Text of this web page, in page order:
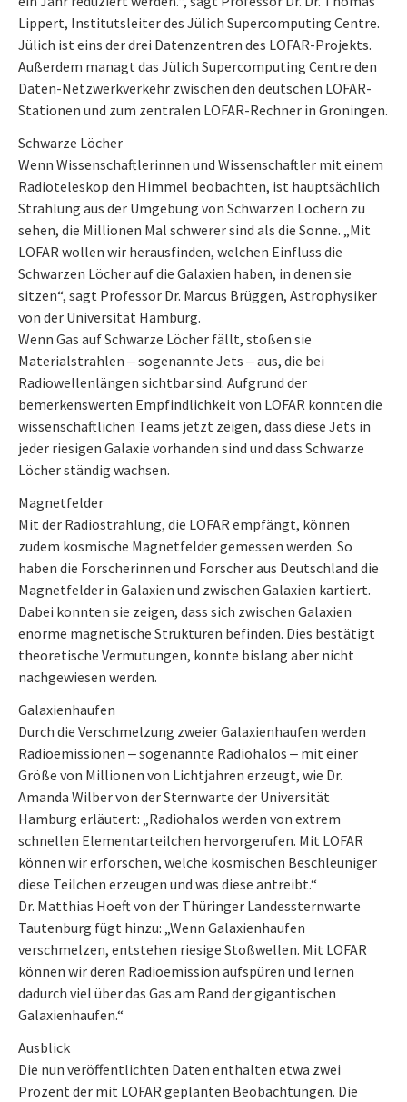
Lippert, Institutsleiter des Jülich Supercomputing Centre.
Jülich ist eins der drei Datenzentren des LOFAR-Projekts.
Außerdem managt das Jülich Supercomputing Centre den
Daten-Netzwerkverkehr zwischen den deutschen LOFAR-
Stationen und zum zentralen LOFAR-Rechner in Groningen.
Schwarze Löcher
Wenn Wissenschaftlerinnen und Wissenschaftler mit einem
Radioteleskop den Himmel beobachten, ist hauptsächlich
Strahlung aus der Umgebung von Schwarzen Löchern zu
sehen, die Millionen Mal schwerer sind als die Sonne. „Mit
LOFAR wollen wir herausfinden, welchen Einfluss die
Schwarzen Löcher auf die Galaxien haben, in denen sie
sitzen“, sagt Professor Dr. Marcus Brüggen, Astrophysiker
von der Universität Hamburg.
Wenn Gas auf Schwarze Löcher fällt, stoßen sie
Materialstrahlen ‒ sogenannte Jets ‒ aus, die bei
Radiowellenlängen sichtbar sind. Aufgrund der
bemerkenswerten Empfindlichkeit von LOFAR konnten die
wissenschaftlichen Teams jetzt zeigen, dass diese Jets in
jeder riesigen Galaxie vorhanden sind und dass Schwarze
Löcher ständig wachsen.
Magnetfelder
Mit der Radiostrahlung, die LOFAR empfängt, können
zudem kosmische Magnetfelder gemessen werden. So
haben die Forscherinnen und Forscher aus Deutschland die
Magnetfelder in Galaxien und zwischen Galaxien kartiert.
Dabei konnten sie zeigen, dass sich zwischen Galaxien
enorme magnetische Strukturen befinden. Dies bestätigt
theoretische Vermutungen, konnte bislang aber nicht
nachgewiesen werden.
Galaxienhaufen
Durch die Verschmelzung zweier Galaxienhaufen werden
Radioemissionen ‒ sogenannte Radiohalos ‒ mit einer
Größe von Millionen von Lichtjahren erzeugt, wie Dr.
Amanda Wilber von der Sternwarte der Universität
Hamburg erläutert: „Radiohalos werden von extrem
schnellen Elementarteilchen hervorgerufen. Mit LOFAR
können wir erforschen, welche kosmischen Beschleuniger
diese Teilchen erzeugen und was diese antreibt.“
Dr. Matthias Hoeft von der Thüringer Landessternwarte
Tautenburg fügt hinzu: „Wenn Galaxienhaufen
verschmelzen, entstehen riesige Stoßwellen. Mit LOFAR
können wir deren Radioemission aufspüren und lernen
dadurch viel über das Gas am Rand der gigantischen
Galaxienhaufen.“
Ausblick
Die nun veröffentlichten Daten enthalten etwa zwei
Prozent der mit LOFAR geplanten Beobachtungen. Die